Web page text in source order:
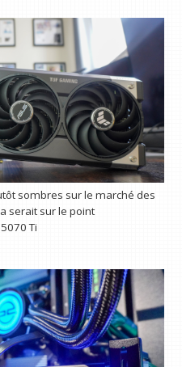
sombres sur le marché des
serait sur le point
Ti